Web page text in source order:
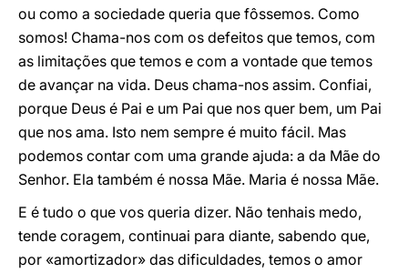
ou como a sociedade queria que fôssemos. Como
somos! Chama-nos com os defeitos que temos, com
as limitações que temos e com a vontade que temos
de avançar na vida. Deus chama-nos assim. Confiai,
porque Deus é Pai e um Pai que nos quer bem, um Pai
que nos ama. Isto nem sempre é muito fácil. Mas
podemos contar com uma grande ajuda: a da Mãe do
Senhor. Ela também é nossa Mãe. Maria é nossa Mãe.
E é tudo o que vos queria dizer. Não tenhais medo,
tende coragem, continuai para diante, sabendo que,
por «amortizador» das dificuldades, temos o amor